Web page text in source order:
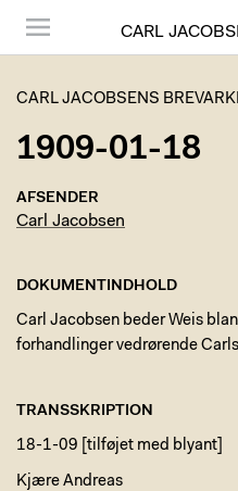
CARL
CARL JACOBSENS
1909-01-18
AFSENDER
Carl Jacobsen
DOKUMENTINDHOLD
Carl Jacobsen beder Weis
forhandlinger vedrørende
TRANSSKRIPTION
18-1-09 [tilføjet med blyant]
Kjære Andreas